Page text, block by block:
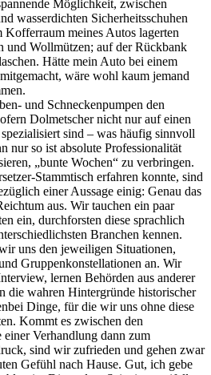
Möglichkeit, zwischen
wasserdichten Sicherheitsschuhen
meines Autos lagerten
und Wollmützen; auf der Rückbank
Hätte mein Auto bei einem
wäre wohl kaum jemand
und Schneckenpumpen den
Dolmetscher nicht nur auf einen
sind – was häufig sinnvoll
nur so ist absolute Professionalität
„bunte Wochen“ zu verbringen.
Stammtisch erfahren konnte, sind
einer Aussage einig: Genau das
aus. Wir tauchen ein paar
ein, durchforsten diese sprachlich
Branchen kennen.
uns den jeweiligen Situationen,
Gruppenkonstellationen an. Wir
lernen Behörden aus anderer
die wahren Hintergründe historischer
Dinge, für die wir uns ohne diese
Kommt es zwischen den
einer Verhandlung dann zum
sind wir zufrieden und gehen zwar
Gefühl nach Hause. Gut, ich gebe